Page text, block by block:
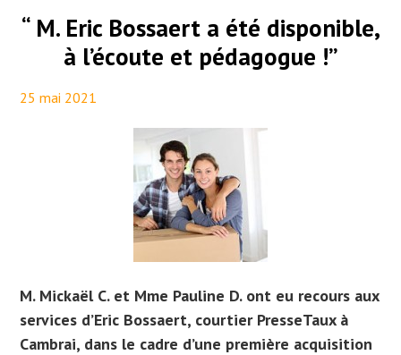
“ M. Eric Bossaert a été disponible,
à l’écoute et pédagogue !”
25 mai 2021
M. Mickaël C. et Mme Pauline D. ont eu recours aux
services d’Eric Bossaert, courtier PresseTaux à
Cambrai, dans le cadre d’une première acquisition